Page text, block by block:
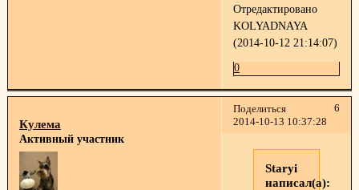
Отредактировано
KOLYADNAYA
(2014-10-12 21:14:07)
0
Поделиться
6
2014-10-13 10:37:28
Кулема
Активный участник
Staryi
написал(а):